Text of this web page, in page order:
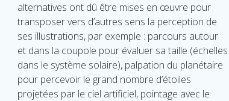
alternatives ont dû être mises en œuvre pour
transposer vers d’autres sens la perception de
ses illustrations, par exemple : parcours autour
et dans la coupole pour évaluer sa taille (échelles
dans le système solaire), palpation du planétaire
pour percevoir le grand nombre d’étoiles
projetées par le ciel artificiel, pointage avec le